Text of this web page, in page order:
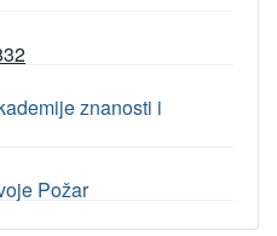
znanosti i
Požar